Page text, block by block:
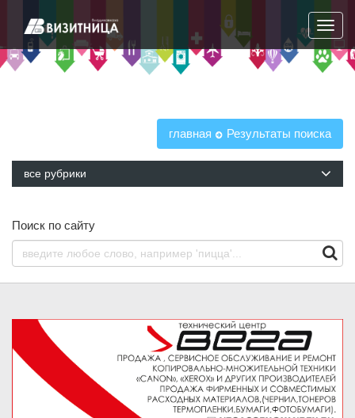
главная Результаты поиска
все рубрики
Поиск по сайту